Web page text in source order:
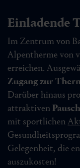
Einladende
Im Zentrum von
Alpentherme von
erreichen.
Zugang zur
Darüber hinaus
attraktiven
mit sportlichen
Gelegenheit, die
auszukosten!